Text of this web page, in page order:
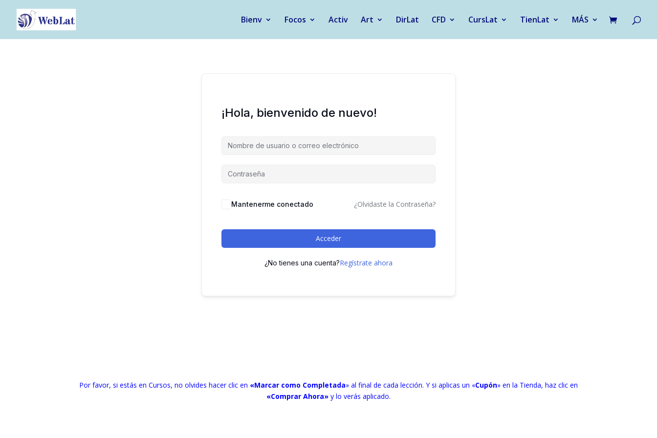
Bienv Focos Activ Art DirLat CFD CursLat TienLat MÁS
¡Hola, bienvenido de nuevo!
Mantenerme conectado ¿Olvidaste la Contraseña?
Acceder
¿No tienes una cuenta?Regístrate ahora
Por favor, si estás en Cursos, no olvides hacer clic en «Marcar como Completada» al final de cada lección. Y si aplicas un «Cupón» en la Tienda, haz clic en
«Comprar Ahora» y lo verás aplicado.